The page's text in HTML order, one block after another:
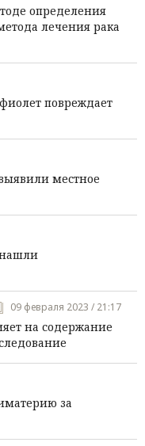
определения
лечения рака
повреждает
местное
09 февраля 2023 / 21:17
на содержание
за